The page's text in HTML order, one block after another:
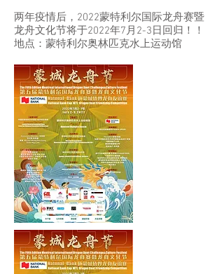
两年疫情后，2022蒙特利尔国际龙舟赛暨
龙舟文化节将于2022年7月2-3日回归！！
地点：蒙特利尔奥林匹克水上运动馆